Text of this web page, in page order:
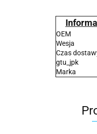
OEM
Wesja
Czas
gtu_jpk
Marka